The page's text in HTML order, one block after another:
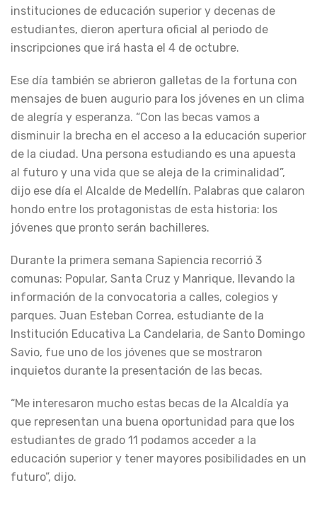
instituciones de educación superior y decenas de
estudiantes, dieron apertura oficial al periodo de
inscripciones que irá hasta el 4 de octubre.
Ese día también se abrieron galletas de la fortuna con
mensajes de buen augurio para los jóvenes en un clima
de alegría y esperanza. “Con las becas vamos a
disminuir la brecha en el acceso a la educación superior
de la ciudad. Una persona estudiando es una apuesta
al futuro y una vida que se aleja de la criminalidad”,
dijo ese día el Alcalde de Medellín. Palabras que calaron
hondo entre los protagonistas de esta historia: los
jóvenes que pronto serán bachilleres.
Durante la primera semana Sapiencia recorrió 3
comunas: Popular, Santa Cruz y Manrique, llevando la
información de la convocatoria a calles, colegios y
parques. Juan Esteban Correa, estudiante de la
Institución Educativa La Candelaria, de Santo Domingo
Savio, fue uno de los jóvenes que se mostraron
inquietos durante la presentación de las becas.
“Me interesaron mucho estas becas de la Alcaldía ya
que representan una buena oportunidad para que los
estudiantes de grado 11 podamos acceder a la
educación superior y tener mayores posibilidades en un
futuro”, dijo.